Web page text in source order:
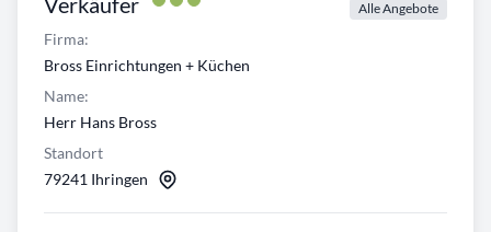
Alle Angebote
Firma:
Bross Einrichtungen + Küchen
Name:
Herr Hans Bross
Standort
79241 Ihringen